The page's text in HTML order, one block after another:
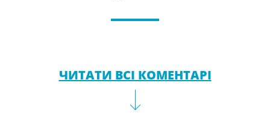
ЧИТАТИ ВСІ КОМЕНТАРІ